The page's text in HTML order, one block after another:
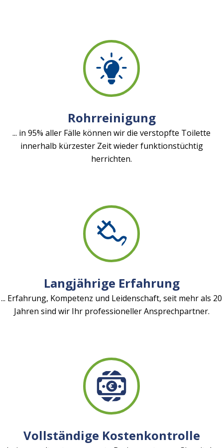
Rohrreinigung
... in 95% aller Fälle können wir die verstopfte Toilette
innerhalb kürzester Zeit wieder funktionstüchtig
herrichten.
Langjährige Erfahrung
... Erfahrung, Kompetenz und Leidenschaft, seit mehr als 20
Jahren sind wir Ihr professioneller Ansprechpartner.
Vollständige Kostenkontrolle